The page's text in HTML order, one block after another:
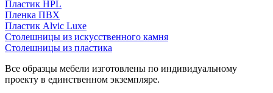
Пластик HPL
Пленка ПВХ
Пластик Alvic Luxe
Столешницы из искусственного камня
Столешницы из пластика
Все образцы мебели изготовлены по индивидуальному
проекту в единственном экземпляре.